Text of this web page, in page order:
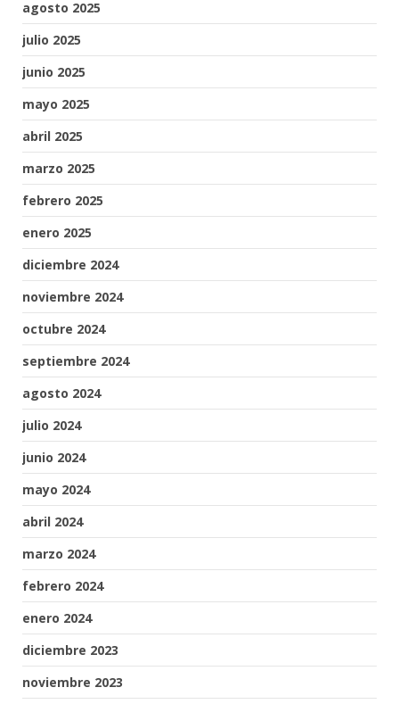
agosto 2025
julio 2025
junio 2025
mayo 2025
abril 2025
marzo 2025
febrero 2025
enero 2025
diciembre 2024
noviembre 2024
octubre 2024
septiembre 2024
agosto 2024
julio 2024
junio 2024
mayo 2024
abril 2024
marzo 2024
febrero 2024
enero 2024
diciembre 2023
noviembre 2023